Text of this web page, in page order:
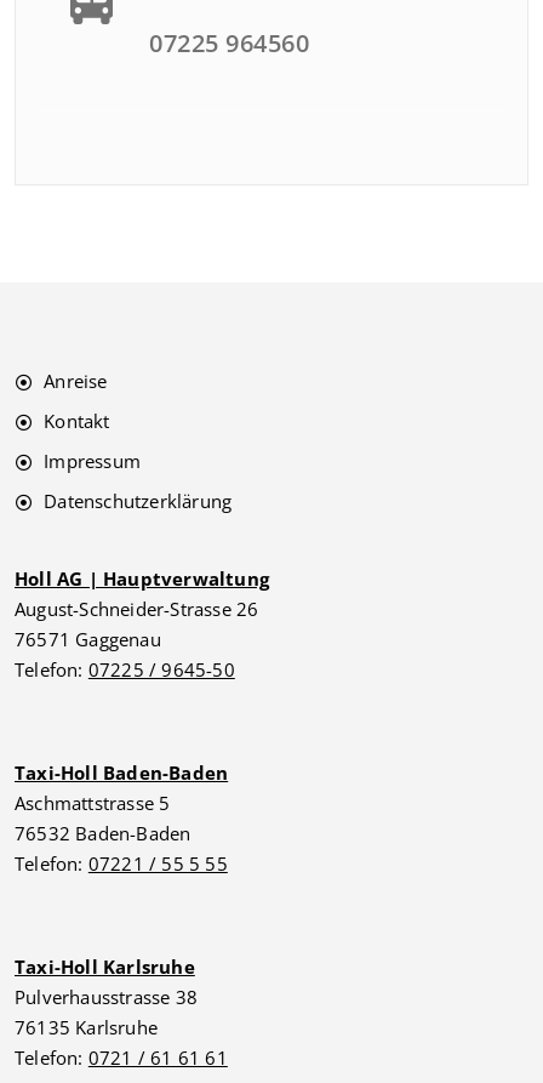
07225 964560
Anreise
Kontakt
Impressum
Datenschutzerklärung
Holl AG | Hauptverwaltung
August-Schneider-Strasse 26
76571 Gaggenau
Telefon: 07225 / 9645-50
Taxi-Holl Baden-Baden
Aschmattstrasse 5
76532 Baden-Baden
Telefon: 07221 / 55 5 55
Taxi-Holl Karlsruhe
Pulverhausstrasse 38
76135 Karlsruhe
Telefon: 0721 / 61 61 61